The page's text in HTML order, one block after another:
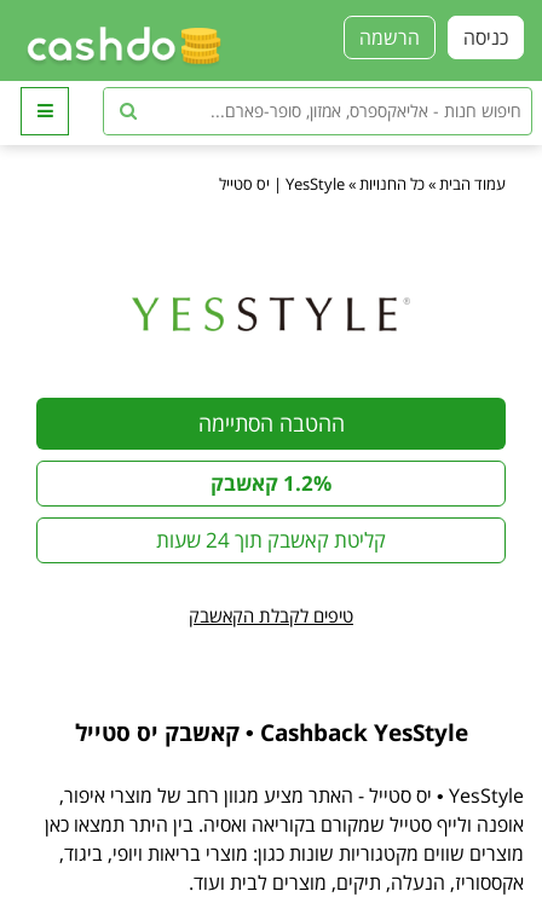
הרשמה כניסה
עמוד הבית »כל החנויות »YesStyle | יס סטייל
ההטבה הסתיימה
1.2% קאשבק
קליטת קאשבק תוך 24 שעות
טיפים לקבלת הקאשבק
Cashback YesStyle • קאשבק יס סטייל
YesStyle • יס סטייל - האתר מציע מגוון רחב של מוצרי איפור,
אופנה ולייף סטייל שמקורם בקוריאה ואסיה. בין היתר תמצאו כאן
מוצרים שווים מקטגוריות שונות כגון: מוצרי בריאות ויופי, ביגוד,
אקססוריז, הנעלה, תיקים, מוצרים לבית ועוד.